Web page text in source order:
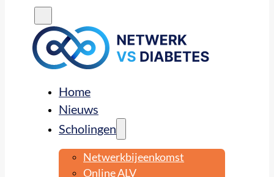
Home
Nieuws
Scholingen
Netwerkbijeenkomst
Online ALV